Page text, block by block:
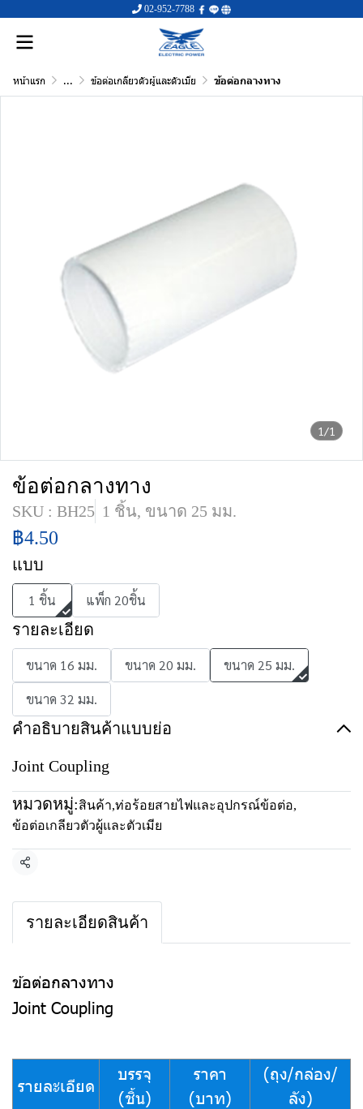
02-952-7788
หน้าแรก ... ข้อต่อเกลียวตัวผู้และตัวเมีย ข้อต่อกลางทาง
1/1
ข้อต่อกลางทาง
SKU : BH25 1 ชิ้น, ขนาด 25 มม.
฿4.50
แบบ
1 ชิ้น แพ็ก 20ชิ้น
รายละเอียด
ขนาด 16 มม. ขนาด 20 มม.
ขนาด 25 มม.
ขนาด 32 มม.
คำอธิบายสินค้าแบบย่อ
Joint Coupling
หมวดหมู่:สินค้า,ท่อร้อยสายไฟและอุปกรณ์ข้อต่อ,
ข้อต่อเกลียวตัวผู้และตัวเมีย
แชร์
รายละเอียดสินค้า
ข้อต่อกลางทาง
Joint Coupling
รายละเอียด
บรรจุ
(ชิ้น)
ราคา
(บาท)
(ถุง/กล่อง/
ลัง)